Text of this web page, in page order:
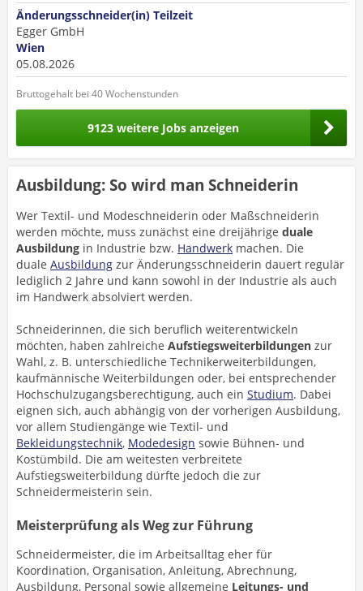
Änderungsschneider(in) Teilzeit
Egger GmbH
Wien
05.08.2026
Bruttogehalt bei 40 Wochenstunden
9123 weitere Jobs anzeigen
Ausbildung: So wird man Schneiderin
Wer Textil- und Modeschneiderin oder Maßschneiderin
werden möchte, muss zunächst eine dreijährige duale
Ausbildung in Industrie bzw. Handwerk machen. Die
duale Ausbildung zur Änderungsschneiderin dauert regulär
lediglich 2 Jahre und kann sowohl in der Industrie als auch
im Handwerk absolviert werden.
Schneiderinnen, die sich beruflich weiterentwickeln
möchten, haben zahlreiche Aufstiegsweiterbildungen zur
Wahl, z. B. unterschiedliche Technikerweiterbildungen,
kaufmännische Weiterbildungen oder, bei entsprechender
Hochschulzugangsberechtigung, auch ein Studium. Dabei
eignen sich, auch abhängig von der vorherigen Ausbildung,
vor allem Studiengänge wie Textil- und
Bekleidungstechnik, Modedesign sowie Bühnen- und
Kostümbild. Die am weitesten verbreitete
Aufstiegsweiterbildung dürfte jedoch die zur
Schneidermeisterin sein.
Meisterprüfung als Weg zur Führung
Schneidermeister, die im Arbeitsalltag eher für
Koordination, Organisation, Anleitung, Abrechnung,
Ausbildung, Personal sowie allgemeine Leitungs- und